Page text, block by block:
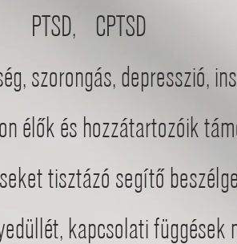
PTSD, CPTSD
szorongás, depresszió,
élők és hozzátartozóik
tisztázó segítő
kapcsolati